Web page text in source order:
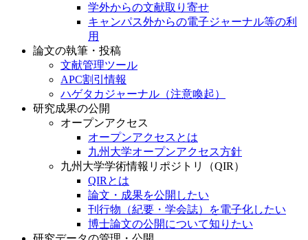
学外からの文献取り寄せ
キャンパス外からの電子ジャーナル等の利
用
論文の執筆・投稿
文献管理ツール
APC割引情報
ハゲタカジャーナル（注意喚起）
研究成果の公開
オープンアクセス
オープンアクセスとは
九州大学オープンアクセス方針
九州大学学術情報リポジトリ（QIR）
QIRとは
論文・成果を公開したい
刊行物（紀要・学会誌）を電子化したい
博士論文の公開について知りたい